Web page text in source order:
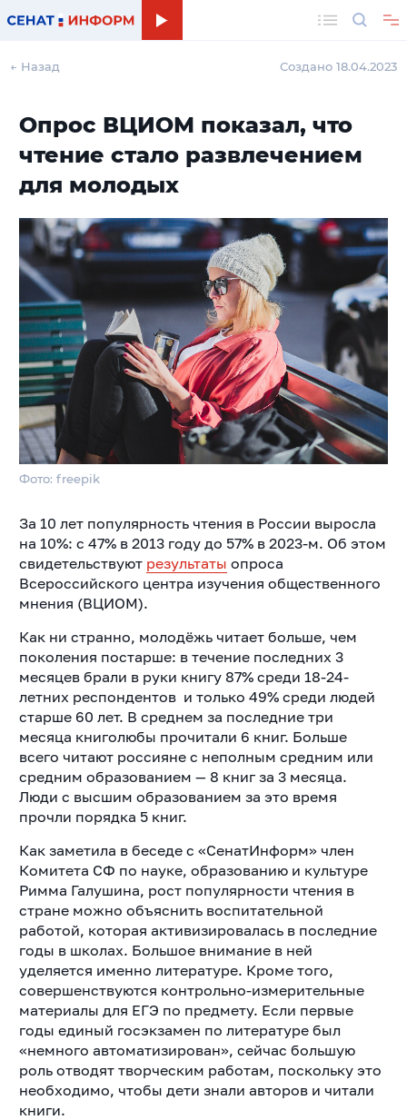
← Назад Создано 18.04.2023
Опрос ВЦИОМ показал, что
чтение стало развлечением
для молодых
Фото: freepik
За 10 лет популярность чтения в России выросла
на 10%: с 47% в 2013 году до 57% в 2023-м. Об этом
свидетельствуют результаты опроса
Всероссийского центра изучения общественного
мнения (ВЦИОМ).
Как ни странно, молодёжь читает больше, чем
поколения постарше: в течение последних 3
месяцев брали в руки книгу 87% среди 18-24-
летних респондентов и только 49% среди людей
старше 60 лет. В среднем за последние три
месяца книголюбы прочитали 6 книг. Больше
всего читают россияне с неполным средним или
средним образованием — 8 книг за 3 месяца.
Люди с высшим образованием за это время
прочли порядка 5 книг.
Как заметила в беседе с «СенатИнформ» член
Комитета СФ по науке, образованию и культуре
Римма Галушина, рост популярности чтения в
стране можно объяснить воспитательной
работой, которая активизировалась в последние
годы в школах. Большое внимание в ней
уделяется именно литературе. Кроме того,
совершенствуются контрольно-измерительные
материалы для ЕГЭ по предмету. Если первые
годы единый госэкзамен по литературе был
«немного автоматизирован», сейчас большую
роль отводят творческим работам, поскольку это
необходимо, чтобы дети знали авторов и читали
книги.